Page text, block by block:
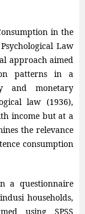
in the
Law
approach aimed
patterns in a
and monetary
law (1936),
income but at a
the relevance
consumption
a questionnaire
households,
using SPSS